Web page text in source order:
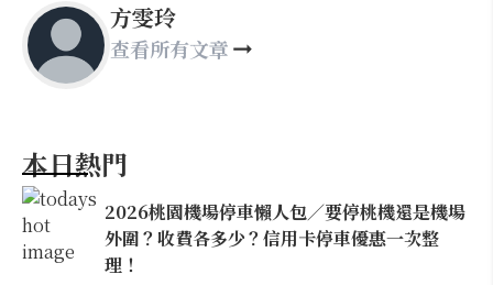
方雯玲
查看所有文章
本日熱門
2026桃園機場停車懶人包／要停桃機還是機場
外圍？收費各多少？信用卡停車優惠一次整
理！